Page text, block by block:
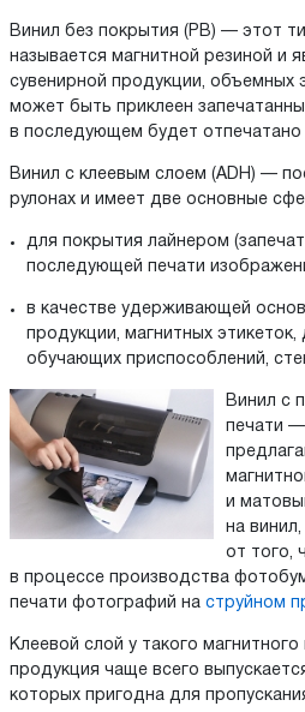
Винил без покрытия (РВ) — этот
называется магнитной резиной и
сувенирной продукции, объемных
может быть приклеен
в последующем будет отпечатано
Винил с клеевым слоем (ADH) —
рулонах и имеет две основные
для покрытия лайнером
последующей печати
в качестве удерживающей
продукции, магнитных
обучающих приспособлений,
Винил с
печати
и
на
от того,
в процессе производства
печати фотографий на струйном
Клеевой слой у такого магнитного
продукция чаще всего
которых пригодна для